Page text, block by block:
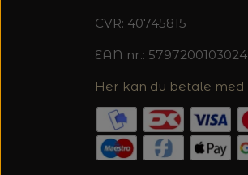
CVR: 40745815
EAN nr.: 5797200103024
Her kan du betale med